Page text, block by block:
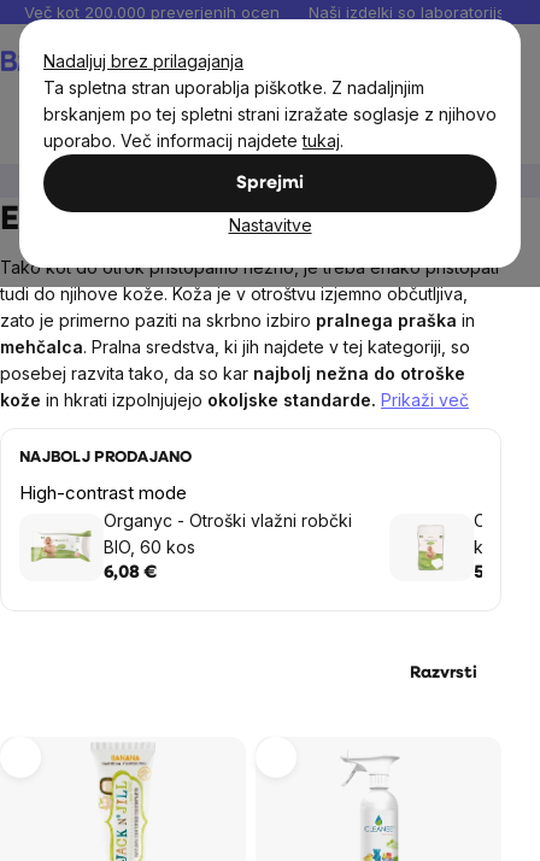
Nadaljuj brez prilagajanja
Ta spletna stran uporablja piškotke. Z nadaljnjim
brskanjem po tej spletni strani izražate soglasje z njihovo
uporabo. Več informacij najdetetukaj.
Sprejmi
Nastavitve
Preskoči
vsebino
Več kot 200.000 preverjenih ocen Naši izdelki so laboratorijsko
Ekološka drogerija za otroke
Ekološka drogerija za otroke
Tako kot do otrok pristopamo nežno, je treba enako pristopati
tudi do njihove kože. Koža je v otroštvu izjemno občutljiva,
zato je primerno paziti na skrbno izbiro pralnega praška in
mehčalca. Pralna sredstva, ki jih najdete v tej kategoriji, so
posebej razvita tako, da so kar najbolj nežna do otroške
kože in hkrati izpolnjujejo okoljske standarde. Prikaži več
NAJBOLJ PRODAJANO
High-contrast mode
Organyc - Otroški vlažni robčki
BIO, 60 kos
6,08 € 5,26 €
Razvrsti
products